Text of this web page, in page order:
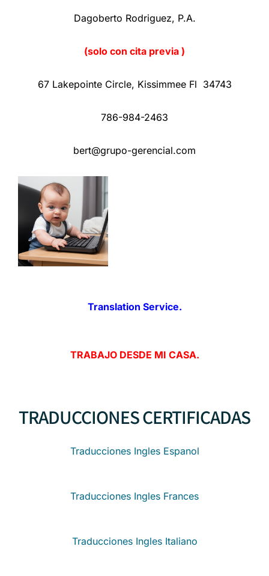
Dagoberto Rodriguez, P.A.
(solo con cita previa )
67 Lakepointe Circle, Kissimmee Fl 34743
786-984-2463
bert@grupo-gerencial.com
Translation Service.
TRABAJO DESDE MI CASA.
TRADUCCIONES CERTIFICADAS
Traducciones Ingles Espanol
Traducciones Ingles Frances
Traducciones Ingles Italiano